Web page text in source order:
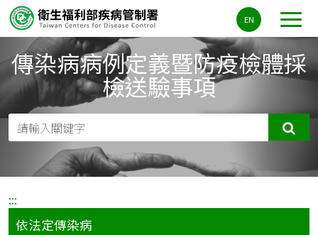
要
內
ALT+C
EN
傳染病病例定義暨防疫檢體採
檢送驗事項
:::
依法定傳染病